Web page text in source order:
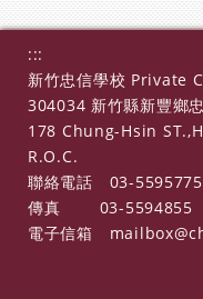
:::
新竹忠信學校 Private
304034 新竹縣新豐鄉
178 Chung-Hsin
R.O.C.
聯絡電話
03-5595775
傳真
03-5594855
電子信箱